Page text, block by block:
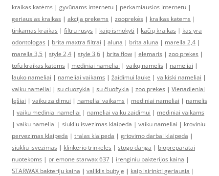
kraikas katėms | gyvūnams internetu | perkamiausios internetu |
geriausias kraikas | akcija prekems | zooprekės | kraikas katems |
tinkamas kraikas | filtru rusys | kaip ismokyti | kačių kraikas | kas yra
odontologas | brita maxtra filtrai | aluna | brita aluna | marella 2,4 |
marella 3,5 | style 2,4 | style 3,6 | brita flow | elemaris | zoo prekes |
tofu kraikas katėms | mediniai nameliai | vaikų namelis | nameliai |
lauko nameliai | nameliai vaikams | žaidimui lauke | vaikiski nameliai |
vaiku nameliai | su ciuozykla | su čiuožykla | zoo prekes | Vienadieniai
lęšiai | vaiku zaidimui | nameliai vaikams | mediniai nameliai | namelis
| vaiku mediniai nameliai | nameliai vaiku zaidimui | mediniai vaikams
| vaiku nameliai | siukliu isvezimas klaipeda | vaiku nameliai | kroviniu
pervezimas klaipeda | tralas klaipeda | griovimo darbai klaipeda |
siukliu isvezimas | klinkerio trinkeles | stogo danga | biopreparatai
nuotekoms | priemone starwax 637 | irenginiu bakterijos kaina |
STARWAX bakteriju kaina | valiklis buityje | kaip isirinkti geriausia |